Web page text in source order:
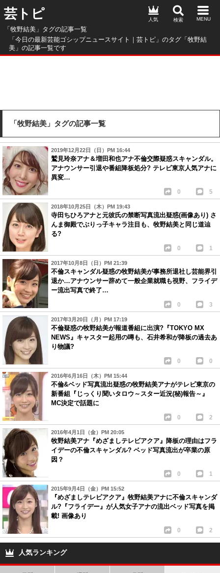
芸トピ
「牧野結美」タグの記事一覧
「今日の最新芸能ゴシップニュースサイト｜芸トピ」のタグ「牧野結
美」の記事一覧です
人気
「牧野結美」タグの記事一覧
2019年12月22日（日）PM 16:44
鷲見玲奈アナ＆増田和也アナ不倫交際疑惑スキャンダル。
アナウンサー引退や番組降板処分? テレビ東京人気アナに
異変…
0 5
2018年10月25日（木）PM 19:43
寺田ちひろアナと元彼氏の禁断写真流出疑惑(画像あり) さ
んま御殿でぶりっ子キャラ注目も、牧野結美と同じ道辿
る?
0 1
2017年10月8日（日）PM 21:39
不倫スキャンダル疑惑の牧野結美が事務所退社し芸能界引
退か…アナウンサー辞めて一般企業就職も視野、フライデ
ー流出写真で終了…
0 3
2017年3月20日（月）PM 17:19
不倫疑惑の牧野結美が報道番組に出演?『TOKYO MX
NEWS』キャスター起用の噂も、石井希和が降板の過去あ
り物議?
0 0
2016年6月16日（木）PM 15:44
不倫&ベッド写真流出疑惑の牧野結美アナがテレビ東京の
新番組『じっくり聞いタロウ～スター近況(秘)報告～』
MC決定で話題に
0 2
2016年4月1日（金）PM 20:05
牧野結美アナ『めざましテレビアクア』降板の理由はフラ
イデーの不倫スキャンダル? ベッド写真流出が卒業の原
因？
0 1
2015年9月4日（金）PM 15:52
『めざましテレビアクア』牧野結美アナに不倫スキャンダ
ル?『フライデー』が人気女子アナの流出ベッド写真を掲
載! 画像あり
0 2
人気ランキング